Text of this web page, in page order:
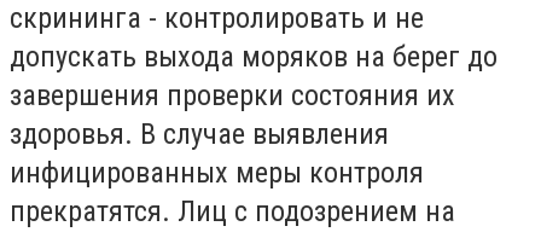
скрининга - контролировать и не
допускать выхода моряков на берег до
завершения проверки состояния их
здоровья. В случае выявления
инфицированных меры контроля
прекратятся. Лиц с подозрением на